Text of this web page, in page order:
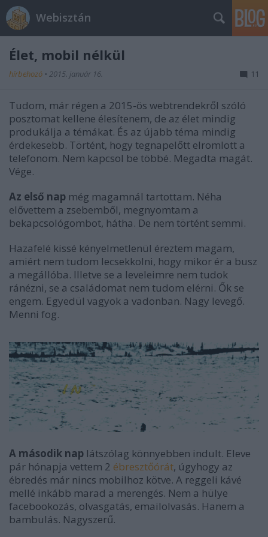
Webisztán
Élet, mobil nélkül
hírbehozó • 2015. január 16. 11
Tudom, már régen a 2015-ös webtrendekről szóló
posztomat kellene élesítenem, de az élet mindig
produkálja a témákat. És az újabb téma mindig
érdekesebb. Történt, hogy tegnapelőtt elromlott a
telefonom. Nem kapcsol be többé. Megadta magát.
Vége.
Az első nap még magamnál tartottam. Néha
elővettem a zsebemből, megnyomtam a
bekapcsológombot, hátha. De nem történt semmi.
Hazafelé kissé kényelmetlenül éreztem magam,
amiért nem tudom lecsekkolni, hogy mikor ér a busz
a megállóba. Illetve se a leveleimre nem tudok
ránézni, se a családomat nem tudom elérni. Ők se
engem. Egyedül vagyok a vadonban. Nagy levegő.
Menni fog.
A második nap látszólag könnyebben indult. Eleve
pár hónapja vettem 2 ébresztőórát, úgyhogy az
ébredés már nincs mobilhoz kötve. A reggeli kávé
mellé inkább marad a merengés. Nem a hülye
facebookozás, olvasgatás, emailolvasás. Hanem a
bambulás. Nagyszerű.